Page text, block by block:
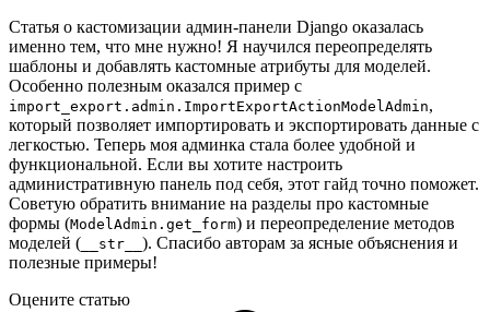
Статья о кастомизации админ-панели Django оказалась
именно тем, что мне нужно! Я научился переопределять
шаблоны и добавлять кастомные атрибуты для моделей.
Особенно полезным оказался пример с
import_export.admin.ImportExportActionModelAdmin,
который позволяет импортировать и экспортировать данные с
легкостью. Теперь моя админка стала более удобной и
функциональной. Если вы хотите настроить
административную панель под себя, этот гайд точно поможет.
Советую обратить внимание на разделы про кастомные
формы (ModelAdmin.get_form) и переопределение методов
моделей ( __str__ ). Спасибо авторам за ясные объяснения и
полезные примеры!
Оцените статью